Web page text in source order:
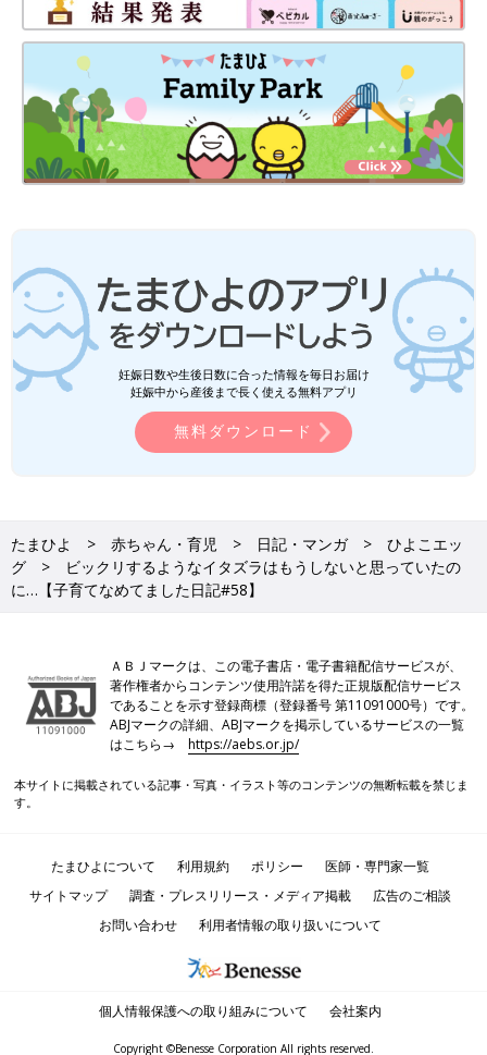
妊娠日数や生後日数に合った情報を毎日お届け
妊娠中から産後まで長く使える無料アプリ
無料ダウンロード
たまひよ 赤ちゃん・育児 日記・マンガ
ひよこエッ
グ
ビックリするようなイタズラはもうしないと思っていたの
に…【子育てなめてました日記#58】
ＡＢＪマークは、この電子書店・電子書籍配信サービスが、
著作権者からコンテンツ使用許諾を得た正規版配信サービス
であることを示す登録商標（登録番号 第11091000号）です。
ABJマークの詳細、ABJマークを掲示しているサービスの一覧
はこちら→https://aebs.or.jp/
本サイトに掲載されている記事・写真・イラスト等のコンテンツの無断転載を禁じま
す。
たまひよについて 利用規約 ポリシー
医師・専門家一覧
サイトマップ
調査・プレスリリース・メディア掲載
広告のご相談
お問い合わせ
利用者情報の取り扱いについて
個人情報保護への取り組みについて 会社案内
Copyright ©Benesse Corporation All rights reserved.